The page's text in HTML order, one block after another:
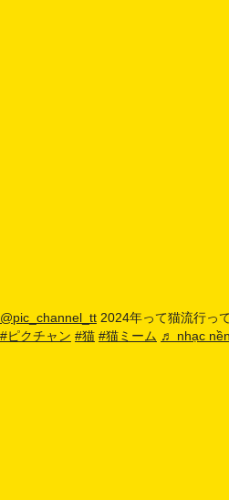
@pic_channel_tt2024年って猫流行っ
#ピクチャン #猫 #猫ミーム ♬ nhạc